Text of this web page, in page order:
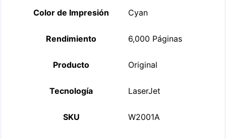
Color de Impresión Cyan
Rendimiento 6,000 Páginas
Producto Original
Tecnología LaserJet
SKU W2001A